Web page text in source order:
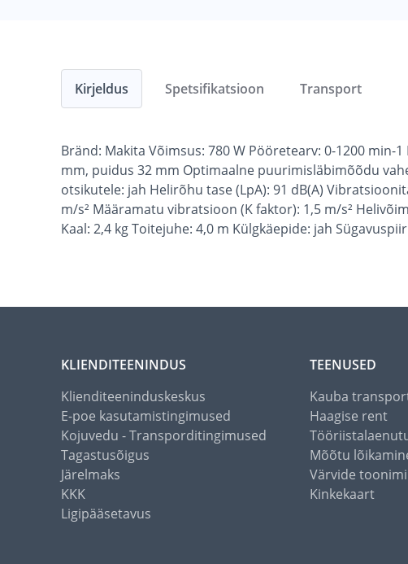
Kirjeldus
Bränd: Makita Võimsus: 780 W Pööretearv: 0-1200 min-
mm, puidus 32 mm Optimaalne puurimisläbimõõdu
otsikutele: jah Helirõhu tase (LpA): 91 dB(A)
m/s² Määramatu vibratsioon (K faktor): 1,5 m/s²
Kaal: 2,4 kg Toitejuhe: 4,0 m Külgkäepide: jah
Spetsifikatsioon Transport
KLIENDITEENINDUS
Klienditeeninduskeskus
E-poe kasutamistingimused
Kojuvedu - Transporditingimused
Tagastusõigus
Järelmaks
KKK
Ligipääsetavus
TEENUSED
Kauba
Haagise rent
Mõõtu
Värvide
Kinkekaart